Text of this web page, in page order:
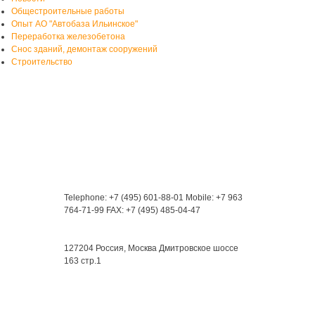
Общестроительные работы
Опыт АО "Автобаза Ильинское"
Переработка железобетона
Снос зданий, демонтаж сооружений
Строительство
Telephone: +7 (495) 601-88-01 Mobile: +7 963
764-71-99 FAX: +7 (495) 485-04-47
127204 Россия, Москва Дмитровское шоссе
163 стр.1